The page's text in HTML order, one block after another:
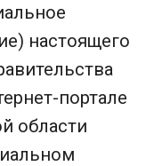
настоящего
портале
области